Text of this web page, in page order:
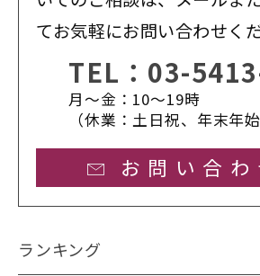
てお気軽にお問い合わせくだ
TEL： 03-
月〜金：10〜19時
（休業：土日祝、年末年始
お問い合わ
ランキング